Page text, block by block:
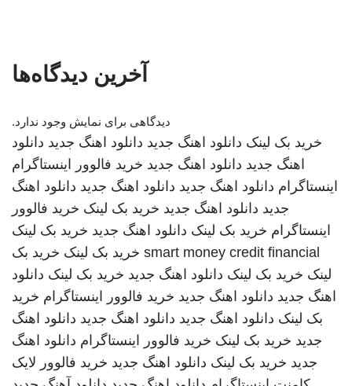
آخرین دیدگاه‌ها
دیدگاهی برای نمایش وجود ندارد.
خرید بک لینک دانلود اهنگ جدید دانلود اهنگ جدید دانلود
اهنگ جدید دانلود اهنگ جدید خرید فالوور اینستاگرام
اینستاگرام دانلود اهنگ جدید دانلود اهنگ جدید دانلود اهنگ
جدید دانلود اهنگ جدید خرید بک لینک خرید فالوور
اینستاگرام خرید بک لینک دانلود اهنگ جدید خرید بک لینک
smart money credit financial خرید بک لینک خرید بک
لینک خرید بک لینک دانلود اهنگ جدید خرید بک لینک دانلود
اهنگ جدید دانلود اهنگ جدید خرید فالوور اینستاگرام خرید
بک لینک دانلود اهنگ جدید دانلود اهنگ جدید دانلود اهنگ
جدید خرید بک لینک خرید فالوور اینستاگرام دانلود اهنگ
جدید خرید بک لینک دانلود اهنگ جدید خرید فالوور لایک